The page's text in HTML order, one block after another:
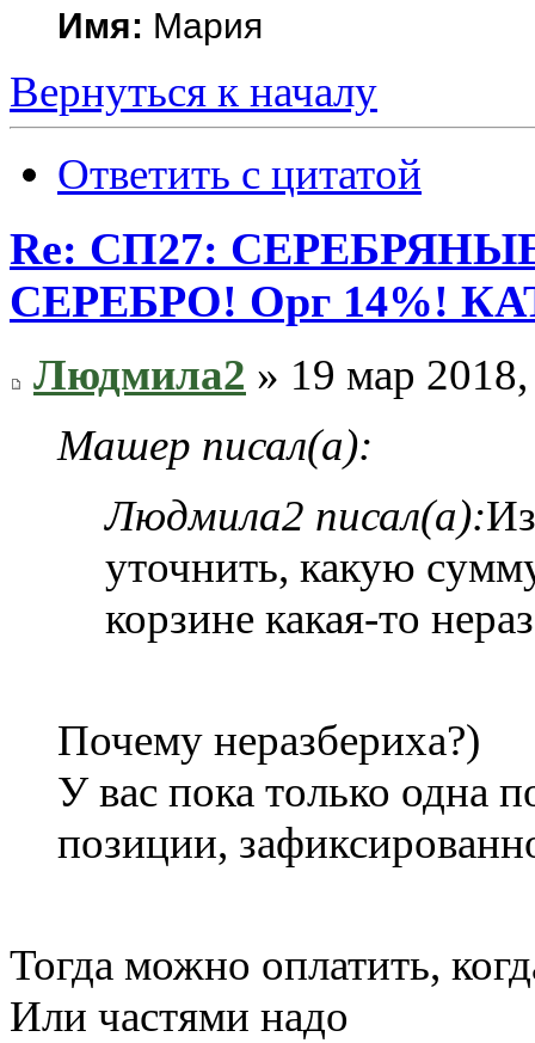
Имя: Мария
Вернуться к началу
Ответить с цитатой
Re: СП27:
СЕРЕБРО! Орг 14%!
Людмила2 » 19 мар
Машер писал(а):
Людмила2 писал(а):
уточнить, какую
корзине какая-то
Почему неразбериха?)
У вас пока только одна
позиции,
Тогда можно оплатить,
Или частями надо